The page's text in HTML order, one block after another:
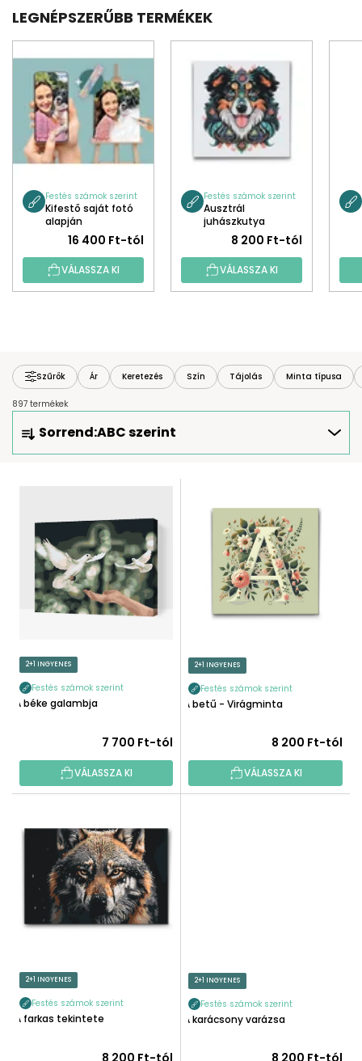
LEGNÉPSZERŰBB TERMÉKEK
Festés számok szerint
Kifestő saját fotó
alapján
16 400 Ft-tól
VÁLASSZA KI
Festés számok szerint
Ausztrál
juhászkutya
mandala8 200 Ft-tól
VÁLASSZA KI
Szűrők Ár Keretezés Szín Tájolás Minta típusa
897 termékek
R
Z
S
Sorrend:ABC szerint
S
T
A
2+1 INGYENES
Festés számok szerint
A béke galambja
7 700 Ft-tól
VÁLASSZA KI
2+1 INGYENES
Festés számok szerint
A betű - Virágminta
8 200 Ft-tól
VÁLASSZA KI
2+1 INGYENES
Festés számok szerint
A farkas tekintete
8 200 Ft-tól
2+1 INGYENES
Festés számok szerint
A karácsony varázsa
8 200 Ft-tól